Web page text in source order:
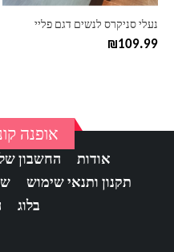
נעלי סניקרס לנשים דגם פליי
₪109.99
בעמוד
אופנה
אודות החשבון
תקנון ותנאי שימוש
בלוג